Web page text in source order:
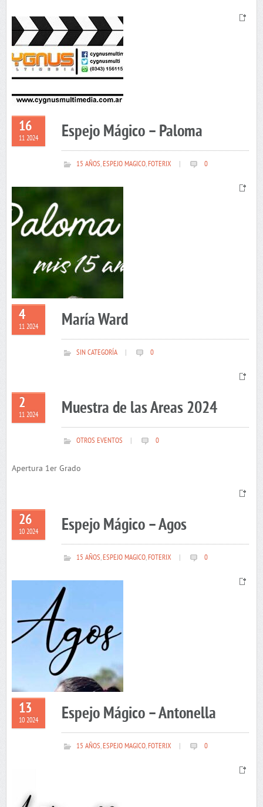
16
11 2024 Espejo Mágico – Paloma
15 AÑOS,ESPEJO MAGICO,FOTERIX 0
4
11 2024 María Ward
SIN CATEGORÍA 0
2
11 2024 Muestra de las Areas 2024
OTROS EVENTOS 0
Apertura 1er Grado
26
10 2024 Espejo Mágico – Agos
15 AÑOS,ESPEJO MAGICO,FOTERIX 0
13
10 2024 Espejo Mágico – Antonella
15 AÑOS,ESPEJO MAGICO,FOTERIX 0